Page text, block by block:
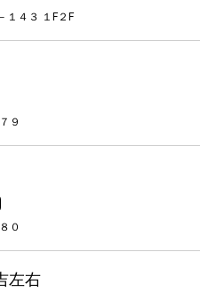
１４３ １F２F
９
０
左右